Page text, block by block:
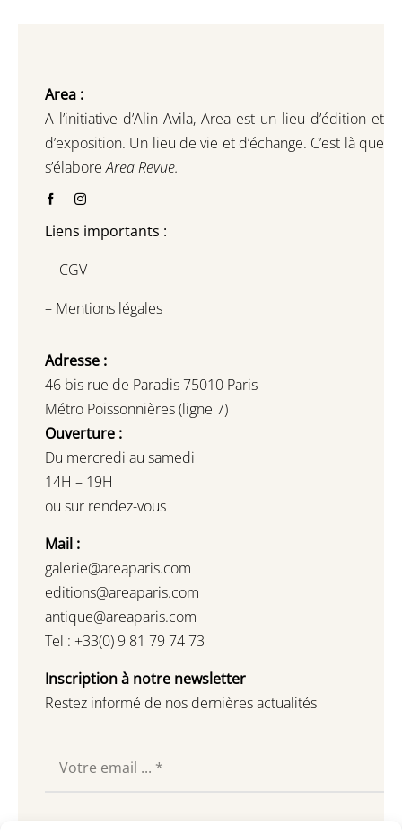
Area :
A l’initiative d’Alin Avila, Area est un lieu d’édition et
d’exposition. Un lieu de vie et d’échange. C’est là que
s’élaboreArea Revue.
Liens importants :
– CGV
– Mentions légales
Adresse :
46 bis rue de Paradis 75010 Paris
Métro Poissonnières (ligne 7)
Ouverture :
Du mercredi au samedi
14H – 19H
ou sur rendez-vous
Mail :
galerie@areaparis.com
editions@areaparis.com
antique@areaparis.com
Tel : +33(0) 9 81 79 74 73
Inscription à notre newsletter
Restez informé de nos dernières actualités